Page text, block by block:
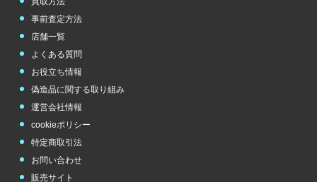
事前査定方法
店舗一覧
よくある質問
お役立ち情報
偽造品に関する取り組み
運営会社情報
cookieポリシー
特定商取引法
お問い合わせ
販売サイト